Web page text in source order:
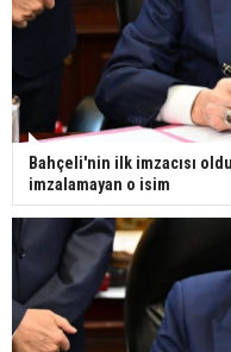
Bahçeli'nin ilk imzacısı
imzalamayan o isim